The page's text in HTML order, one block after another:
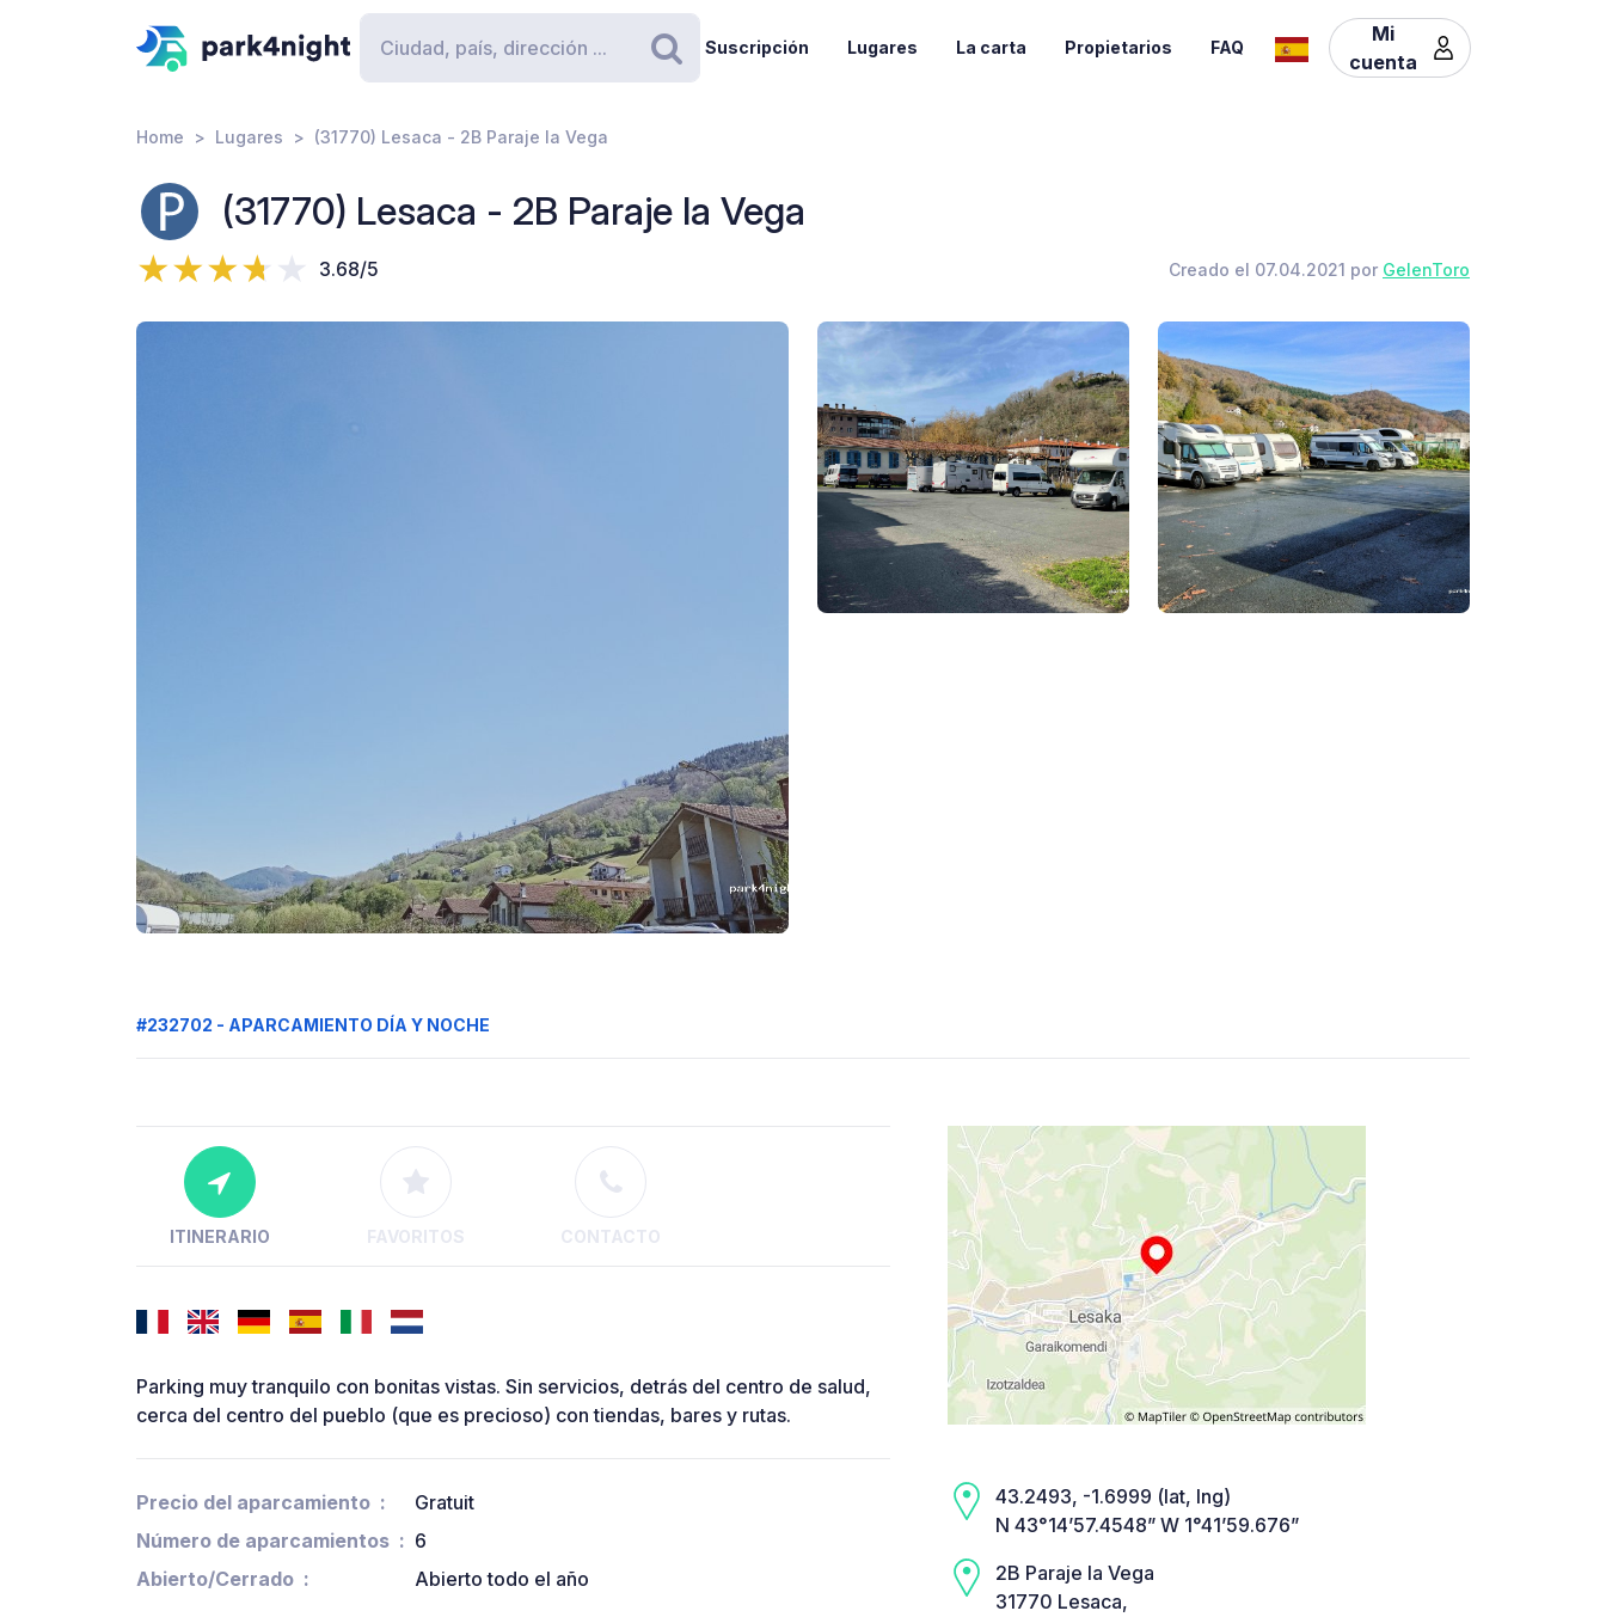
Buscar
Suscripción Lugares La carta Propietarios FAQ
Mi
cuenta
Home Lugares (31770) Lesaca - 2B Paraje la Vega
(31770) Lesaca - 2B Paraje la Vega
3.68/5 Creado el 07.04.2021 por GelenToro
#232702 - APARCAMIENTO DÍA Y NOCHE
ITINERARIO FAVORITOS CONTACTO
Parking muy tranquilo con bonitas vistas. Sin servicios, detrás del centro de salud,
cerca del centro del pueblo (que es precioso) con tiendas, bares y rutas.
Precio del aparcamiento
Gratuit
Número de aparcamientos
6
Abierto/Cerrado
Abierto todo el año
43.2493, -1.6999 (lat, lng)
N 43°14’57.4548” W 1°41’59.676”
2B Paraje la Vega
31770 Lesaca,